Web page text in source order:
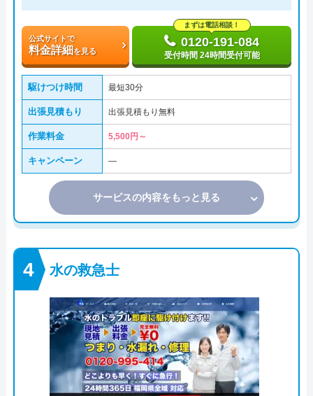
公式サイトで
料金詳細を見る
まずは電話相談！
0120-191-084
受付時間 24時間受付可能
駆けつけ時間 最短30分
出張見積もり 出張見積もり無料
作業料金 5,500円～
キャンペーン ―
サービスの内容をもっと見る
水の救急士